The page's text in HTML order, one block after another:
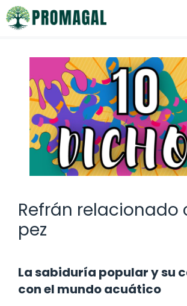
Saltar
al
Refrán relacionado
pez
La sabiduría popular y su
con el mundo acuático